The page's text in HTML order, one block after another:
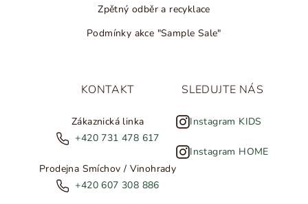
Zpětný odběr a recyklace
Podmínky akce "Sample Sale"
KONTAKT
Zákaznická linka
+420 731 478 617
Prodejna Smíchov / Vinohrady
+420 607 308 886
SLEDUJTE NÁS
Instagram KIDS
Instagram HOME